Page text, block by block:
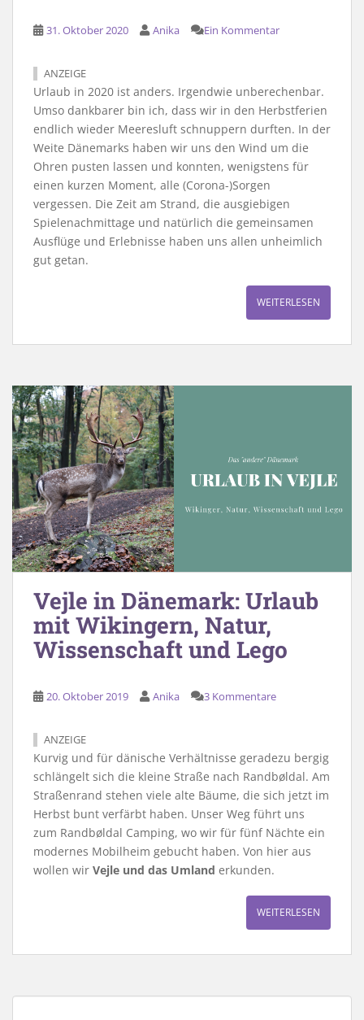
31. Oktober 2020 Anika Ein Kommentar
ANZEIGE
Urlaub in 2020 ist anders. Irgendwie unberechenbar.
Umso dankbarer bin ich, dass wir in den Herbstferien
endlich wieder Meeresluft schnuppern durften. In der
Weite Dänemarks haben wir uns den Wind um die
Ohren pusten lassen und konnten, wenigstens für
einen kurzen Moment, alle (Corona-)Sorgen
vergessen. Die Zeit am Strand, die ausgiebigen
Spielenachmittage und natürlich die gemeinsamen
Ausflüge und Erlebnisse haben uns allen unheimlich
gut getan.
WEITERLESEN
Vejle in Dänemark: Urlaub
mit Wikingern, Natur,
Wissenschaft und Lego
20. Oktober 2019 Anika 3 Kommentare
ANZEIGE
Kurvig und für dänische Verhältnisse geradezu bergig
schlängelt sich die kleine Straße nach Randbøldal. Am
Straßenrand stehen viele alte Bäume, die sich jetzt im
Herbst bunt verfärbt haben. Unser Weg führt uns
zum Randbøldal Camping, wo wir für fünf Nächte ein
modernes Mobilheim gebucht haben. Von hier aus
wollen wir Vejle und das Umland erkunden.
WEITERLESEN